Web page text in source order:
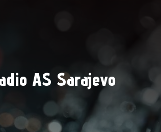
AS Sarajevo